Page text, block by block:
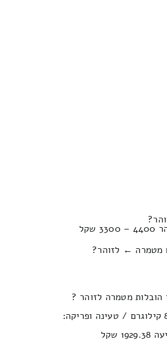
מטמרה ← לזוהר?
מטמרה לזוהר ?
נפח הובלה (חפצים) : 15.05м³ | משקל מעבר: 828 קילוגרם / טעינה ופריקה: